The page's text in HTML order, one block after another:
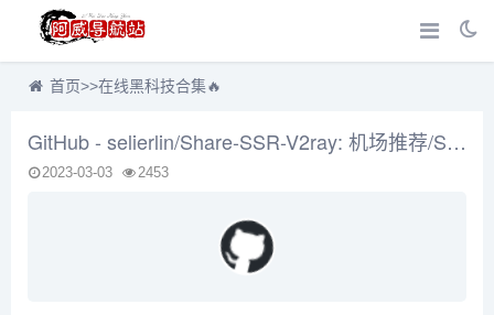
首页>>在线黑科技合集🔥
GitHub - selierlin/Share-SSR-V2ray: 机场推荐/SSR V2ray节点订阅机场/镜像直连/工具推荐
2023-03-03 2453